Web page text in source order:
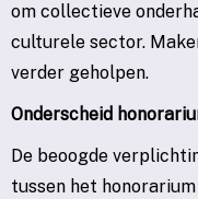
om collectieve
culturele sector.
verder geholpen.
Onderscheid
De beoogde
tussen het